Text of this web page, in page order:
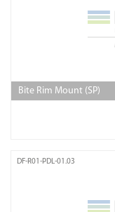
Bite Rim Mount (SP)
DF-R01-PDL-01.03